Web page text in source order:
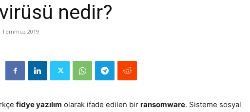
nedir?
Temmuz 2019
fidye yazılım olarak ifade edilen bir ransomware. Sisteme sosyal